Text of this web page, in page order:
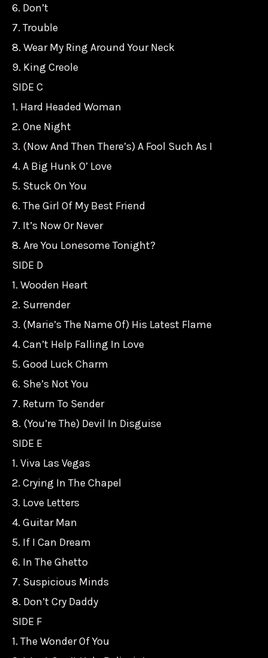
6. Don’t
7. Trouble
8. Wear My Ring Around Your Neck
9. King Creole
SIDE C
1. Hard Headed Woman
2. One Night
3. (Now And Then There’s) A Fool Such As I
4. A Big Hunk O’ Love
5. Stuck On You
6. The Girl Of My Best Friend
7. It’s Now Or Never
8. Are You Lonesome Tonight?
SIDE D
1. Wooden Heart
2. Surrender
3. (Marie’s The Name Of) His Latest Flame
4. Can’t Help Falling In Love
5. Good Luck Charm
6. She’s Not You
7. Return To Sender
8. (You’re The) Devil In Disguise
SIDE E
1. Viva Las Vegas
2. Crying In The Chapel
3. Love Letters
4. Guitar Man
5. If I Can Dream
6. In The Ghetto
7. Suspicious Minds
8. Don’t Cry Daddy
SIDE F
1. The Wonder Of You